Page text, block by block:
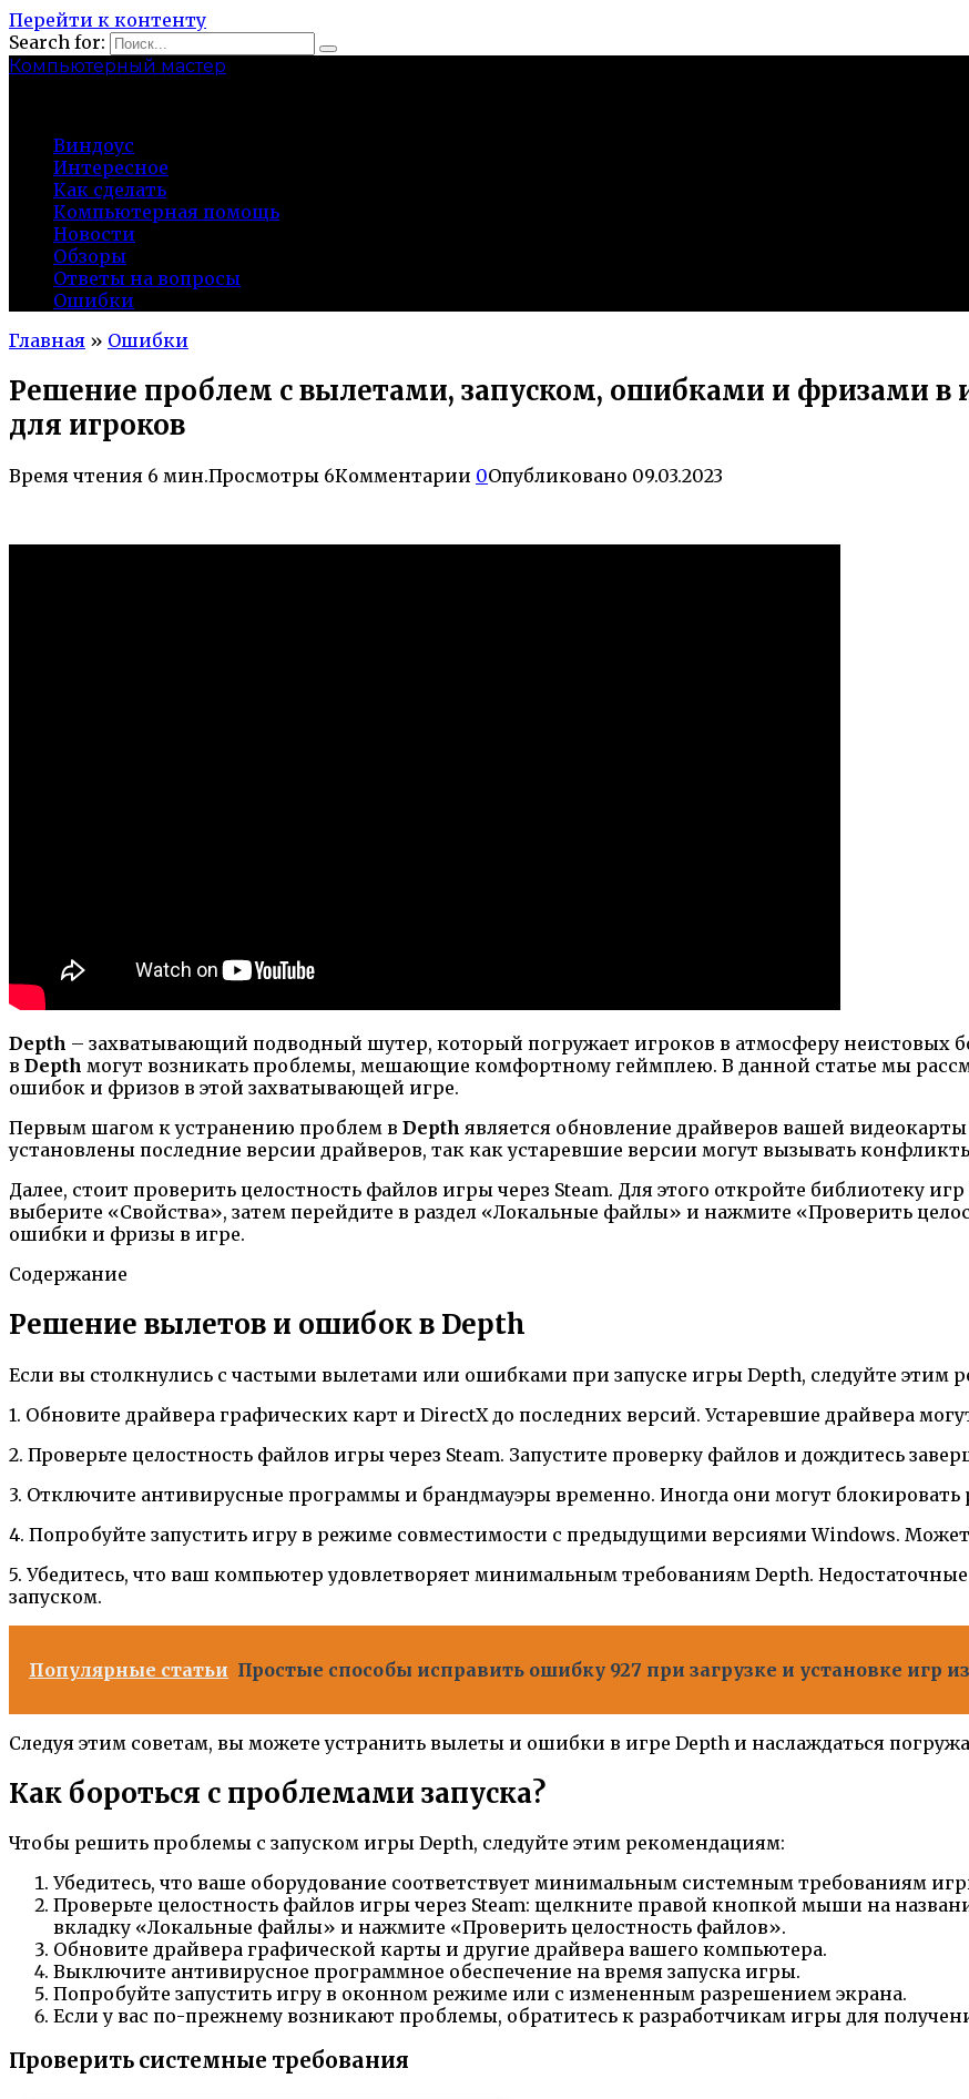
Перейти к контенту
Search for:
Компьютерный мастер
Виндоус
Интересное
Как сделать
Компьютерная помощь
Новости
Обзоры
Ответы на вопросы
Ошибки
Главная » Ошибки
Решение проблем с вылетами, запуском, ошибками и фризами в
для игроков
Время чтения 6 мин.Просмотры 6Комментарии 0Опубликовано 09.03.2023
Depth – захватывающий подводный шутер, который погружает игроков в атмосферу неистовых
в Depth могут возникать проблемы, мешающие комфортному геймплею. В данной статье мы
ошибок и фризов в этой захватывающей игре.
Первым шагом к устранению проблем в Depth является обновление драйверов вашей
установлены последние версии драйверов, так как устаревшие версии могут вызывать
Далее, стоит проверить целостность файлов игры через Steam. Для этого откройте библиотеку
выберите «Свойства», затем перейдите в раздел «Локальные файлы» и нажмите «Проверить
ошибки и фризы в игре.
Содержание
Решение вылетов и ошибок в Depth
Если вы столкнулись с частыми вылетами или ошибками при запуске игры Depth, следуйте этим
1. Обновите драйвера графических карт и DirectX до последних версий. Устаревшие драйвера
2. Проверьте целостность файлов игры через Steam. Запустите проверку файлов и дождитесь
3. Отключите антивирусные программы и брандмауэры временно. Иногда они могут блокировать
4. Попробуйте запустить игру в режиме совместимости с предыдущими версиями Windows.
5. Убедитесь, что ваш компьютер удовлетворяет минимальным требованиям Depth.
запуском.
Популярные статьи Простые способы исправить ошибку 927 при загрузке и установке игр
Следуя этим советам, вы можете устранить вылеты и ошибки в игре Depth и наслаждаться
Как бороться с проблемами запуска?
Чтобы решить проблемы с запуском игры Depth, следуйте этим рекомендациям:
Убедитесь, что ваше оборудование соответствует минимальным системным требованиям
Проверьте целостность файлов игры через Steam: щелкните правой кнопкой мыши на
вкладку «Локальные файлы» и нажмите «Проверить целостность файлов».
Обновите драйвера графической карты и другие драйвера вашего компьютера.
Выключите антивирусное программное обеспечение на время запуска игры.
Попробуйте запустить игру в оконном режиме или с измененным разрешением экрана.
Если у вас по-прежнему возникают проблемы, обратитесь к разработчикам игры для
Проверить системные требования